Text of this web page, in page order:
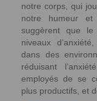
notre corps, qui
notre humeur
suggèrent que
niveaux
dans des
réduisant
employés de se
plus productifs, et